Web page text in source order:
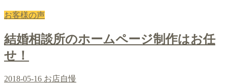
お客様の声
結婚相談所のホームページ制作はお任
せ！
2018-05-16 お店自慢